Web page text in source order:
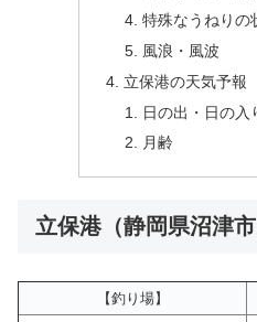
特殊なうねりの
風浪・風波
立保港の天気予報
日の出・日の入
月齢
立保港（静岡県沼津
【釣り場】